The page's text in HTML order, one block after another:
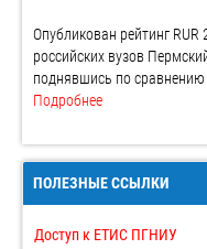
Опубликован рейтинг
российских вузов
поднявшись по сравнению
Подробнее
ПОЛЕЗНЫЕ ССЫЛКИ
Доступ к ЕТИС ПГНИУ